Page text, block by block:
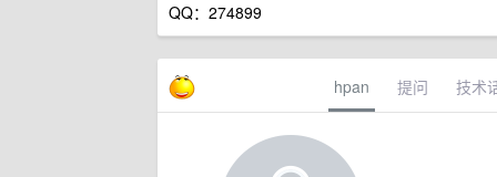
QQ：274899
hpan 提问 技术